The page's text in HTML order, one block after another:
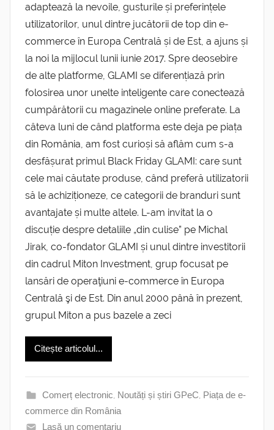
adaptează la nevoile, gusturile și preferințele
utilizatorilor, unul dintre jucătorii de top din e-
commerce în Europa Centrală și de Est, a ajuns și
la noi la mijlocul lunii iunie 2017. Spre deosebire
de alte platforme, GLAMI se diferențiază prin
folosirea unor unelte inteligente care conectează
cumpărătorii cu magazinele online preferate. La
câteva luni de când platforma este deja pe piața
din România, am fost curioși să aflăm cum s-a
desfășurat primul Black Friday GLAMI: care sunt
cele mai căutate produse, când preferă utilizatorii
să le achiziționeze, ce categorii de branduri sunt
avantajate și multe altele. L-am invitat la o
discuție despre detaliile „din culise” pe Michal
Jirak, co-fondator GLAMI și unul dintre investitorii
din cadrul Miton Investment, grup focusat pe
lansări de operaţiuni e-commerce în Europa
Centrală şi de Est. Din anul 2000 până în prezent,
grupul Miton a pus bazele a zeci
Citește articolul...
Comerț electronic, Noutăți și știri GPeC, Piața de e-
commerce din România
Lasă un comentariu